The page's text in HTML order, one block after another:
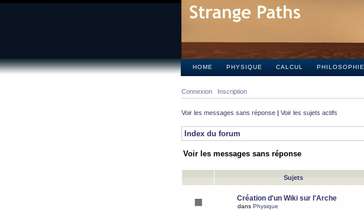
HOME PHYSIQUE CALCUL PHILOSOPHIE
Connexion Inscription
Voir les messages sans réponse | Voir les sujets actifs
Index du forum
Voir les messages sans réponse
Sujets
Création d'un Wiki sur l'Arche
dans Physique